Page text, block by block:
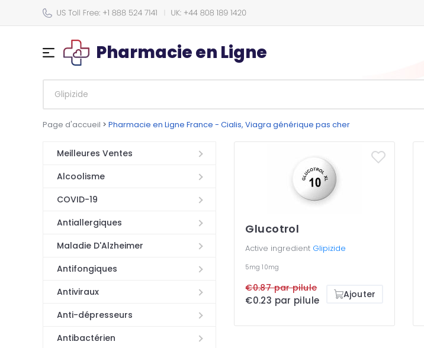
Pharmacie en Ligne
Page d'accueil > Pharmacie en Ligne France - Cialis, Viagra générique pas cher
Meilleures Ventes
Alcoolisme
COVID-19
Antiallergiques
Maladie D'Alzheimer
Antifongiques
Antiviraux
Anti-dépresseurs
Antibactérien
Glucotrol
Active ingredient Glipizide
5mg10mg
€0.87 par pilule
€0.23 par pilule Ajouter